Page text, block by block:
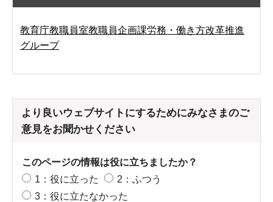
教育庁教職員室教職員企画課労務・働き方改革推進
グループ
より良いウェブサイトにするためにみなさまのご
意見をお聞かせください
このページの情報は役に立ちましたか？
1：役に立った
2：ふつう
3：役に立たなかった